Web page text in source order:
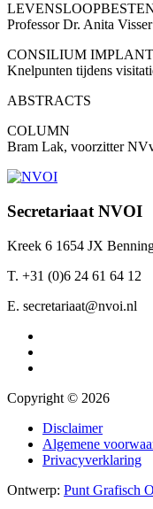
Professor Dr. Anita Visser
CONSILIUM
Knelpunten tijdens
ABSTRACTS
COLUMN
Bram Lak, voorzitter
Secretariaat NVOI
Kreek 6 1654 JX
T. +31 (0)6 24 61 64 12
E. secretariaat@nvoi.nl
Copyright © 2026
Disclaimer
Algemene
Privacyverklaring
Ontwerp: Punt Grafisch